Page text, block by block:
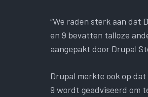
“We raden sterk aan dat
en 9 bevatten talloze
aangepakt door Drupal
Drupal merkte ook op
9 wordt geadviseerd om